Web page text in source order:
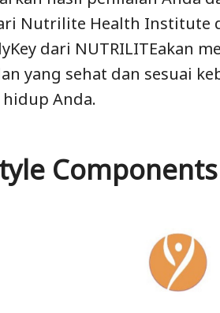
Nutrilite Health Institute
dari NUTRILITEakan
yang sehat dan sesuai
hidup Anda.
Components